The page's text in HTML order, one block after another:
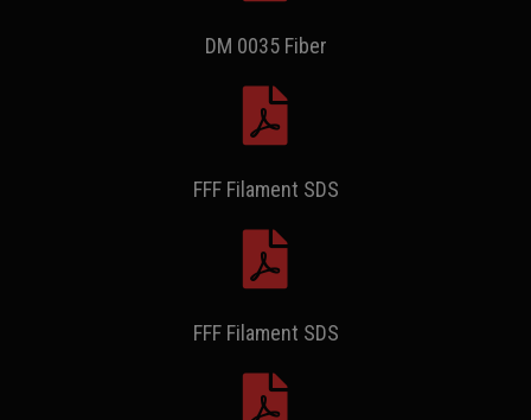
DM 0035 Fiber
FFF Filament SDS
FFF Filament SDS